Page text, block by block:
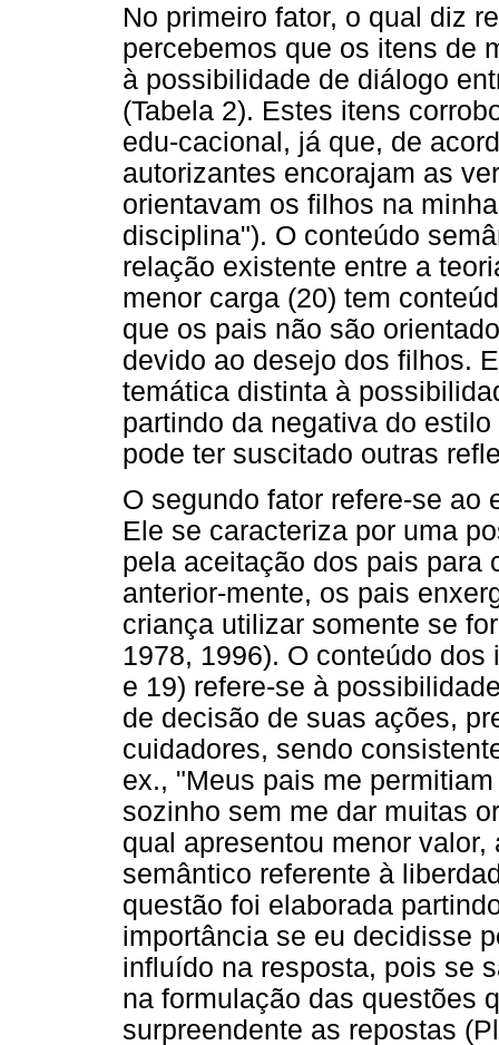
No primeiro fator, o qual diz
percebemos que os itens de
à possibilidade de diálogo
(Tabela 2). Estes itens
edu-cacional, já que, de
autorizantes encorajam as
orientavam os filhos na
disciplina"). O conteúdo
relação existente entre a
menor carga (20) tem
que os pais não são
devido ao desejo dos filhos.
temática distinta à
partindo da negativa do
pode ter suscitado outras
O segundo fator refere-se ao
Ele se caracteriza por uma
pela aceitação dos pais para
anterior-mente, os pais
criança utilizar somente se
1978, 1996). O conteúdo
e 19) refere-se à
de decisão de suas ações,
cuidadores, sendo
ex., "Meus pais me
sozinho sem me dar muitas
qual apresentou menor
semântico referente à
questão foi elaborada
importância se eu decidisse
influído na resposta, pois se
na formulação das questões
surpreendente as repostas